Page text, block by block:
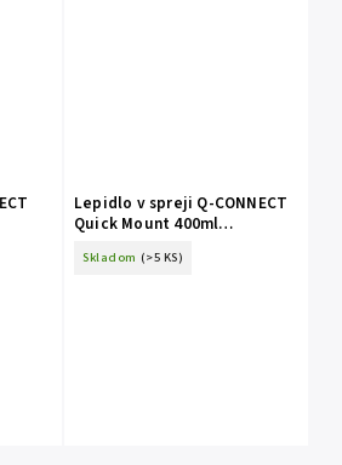
Lepidlo v spreji Q-CONNECT
Quick Mount 400ml
Skladom (>5 KS)